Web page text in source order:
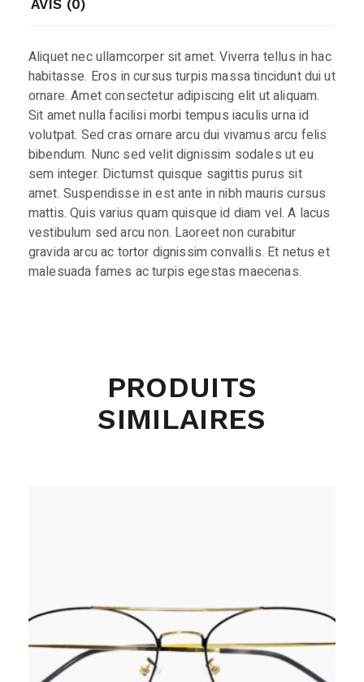
AVIS (0)
Aliquet nec ullamcorper sit amet. Viverra tellus in hac
habitasse. Eros in cursus turpis massa tincidunt dui ut
ornare. Amet consectetur adipiscing elit ut aliquam.
Sit amet nulla facilisi morbi tempus iaculis urna id
volutpat. Sed cras ornare arcu dui vivamus arcu felis
bibendum. Nunc sed velit dignissim sodales ut eu
sem integer. Dictumst quisque sagittis purus sit
amet. Suspendisse in est ante in nibh mauris cursus
mattis. Quis varius quam quisque id diam vel. A lacus
vestibulum sed arcu non. Laoreet non curabitur
gravida arcu ac tortor dignissim convallis. Et netus et
malesuada fames ac turpis egestas maecenas.
PRODUITS
SIMILAIRES